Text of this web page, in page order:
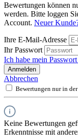
Bewertungen können
werden. Bitte loggen
Account. Neuer
Ihre E-Mail-Adresse
Ihr Passwort
Ich habe mein Passwort
Anmelden
Abbrechen
Bewertungen nur in
Keine Bewertungen
Erkenntnisse mit